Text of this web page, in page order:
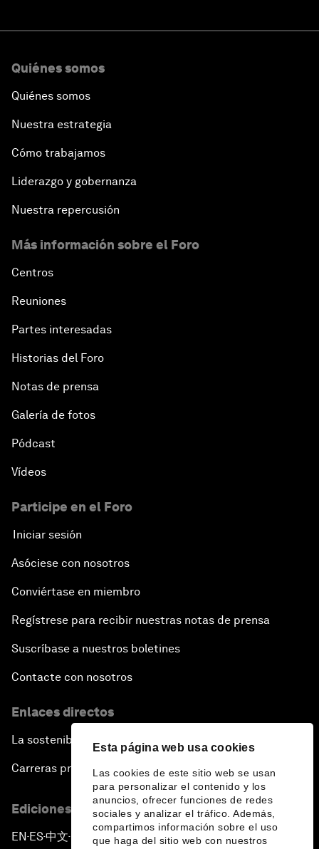
Esta página web usa cookies
Las cookies de este sitio web se usan
para personalizar el contenido y los
anuncios, ofrecer funciones de redes
sociales y analizar el tráfico. Además,
compartimos información sobre el uso
que haga del sitio web con nuestros
Quiénes somos
Quiénes somos
Nuestra estrategia
Cómo trabajamos
Liderazgo y gobernanza
Nuestra repercusión
Más información sobre el Foro
Centros
Reuniones
Partes interesadas
Historias del Foro
Notas de prensa
Galería de fotos
Pódcast
Vídeos
Participe en el Foro
Iniciar sesión
Asóciese con nosotros
Conviértase en miembro
Regístrese para recibir nuestras notas de prensa
Suscríbase a nuestros boletines
Contacte con nosotros
Enlaces directos
La sostenibilidad en el Foro
Carreras profesionales
Ediciones en otros idiomas
EN ▪ES▪中文▪ 日本語